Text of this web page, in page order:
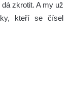
zkrotit. A my už
kteří se čísel